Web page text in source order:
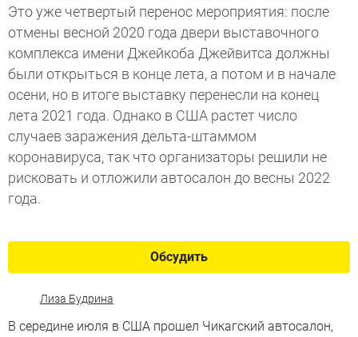
Это уже четвертый перенос мероприятия: после
отмены весной 2020 года двери выставочного
комплекса имени Джейкоба Джейвитса должны
были открыться в конце лета, а потом и в начале
осени, но в итоге выставку перенесли на конец
лета 2021 года. Однако в США растет число
случаев заражения дельта-штаммом
коронавируса, так что организаторы решили не
рисковать и отложили автосалон до весны 2022
года.
Обсудить
Лиза Будрина
В середине июля в США прошел Чикагский автосалон,